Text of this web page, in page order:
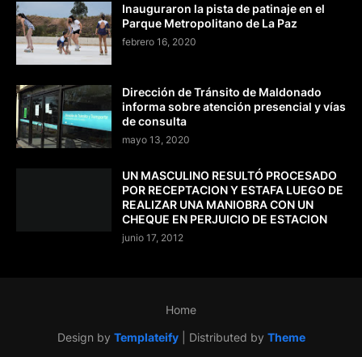
Inauguraron la pista de patinaje en el
Parque Metropolitano de La Paz
febrero 16, 2020
Dirección de Tránsito de Maldonado
informa sobre atención presencial y vías
de consulta
mayo 13, 2020
UN MASCULINO RESULTÓ PROCESADO
POR RECEPTACION Y ESTAFA LUEGO DE
REALIZAR UNA MANIOBRA CON UN
CHEQUE EN PERJUICIO DE ESTACION
junio 17, 2012
Design by Templateify| Distributed by Theme
Home